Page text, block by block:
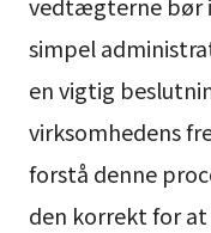
vedtægterne bør
simpel
en vigtig
virksomhedens
forstå denne
den korrekt for at